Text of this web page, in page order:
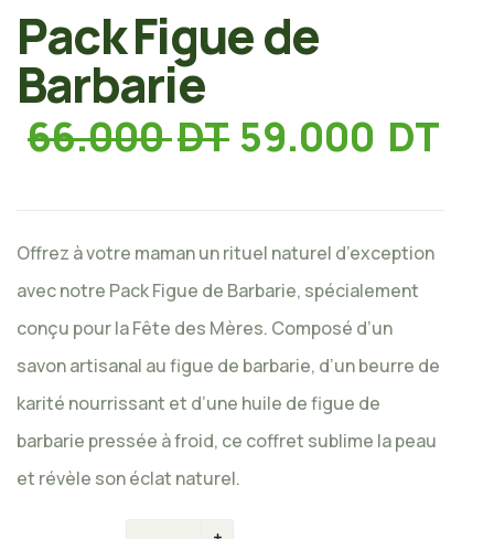
Pack Figue de
Barbarie
66.000DT 59.000 DT
Offrez à votre maman un rituel naturel d’exception
avec notre Pack Figue de Barbarie, spécialement
conçu pour la Fête des Mères. Composé d’un
savon artisanal au figue de barbarie, d’un beurre de
karité nourrissant et d’une huile de figue de
barbarie pressée à froid, ce coffret sublime la peau
et révèle son éclat naturel.